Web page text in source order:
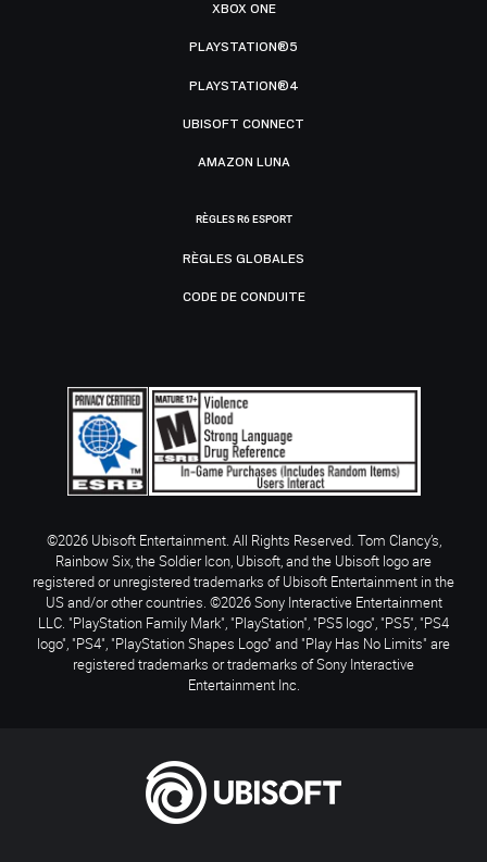
XBOX ONE
PLAYSTATION®5
PLAYSTATION®4
UBISOFT CONNECT
AMAZON LUNA
RÈGLES R6 ESPORT
RÈGLES GLOBALES
CODE DE CONDUITE
©2026 Ubisoft Entertainment. All Rights Reserved. Tom Clancy’s,
Rainbow Six, the Soldier Icon, Ubisoft, and the Ubisoft logo are
registered or unregistered trademarks of Ubisoft Entertainment in the
US and/or other countries. ©2026 Sony Interactive Entertainment
LLC. "PlayStation Family Mark", "PlayStation", "PS5 logo", "PS5", "PS4
logo", "PS4", "PlayStation Shapes Logo" and "Play Has No Limits" are
registered trademarks or trademarks of Sony Interactive
Entertainment Inc.